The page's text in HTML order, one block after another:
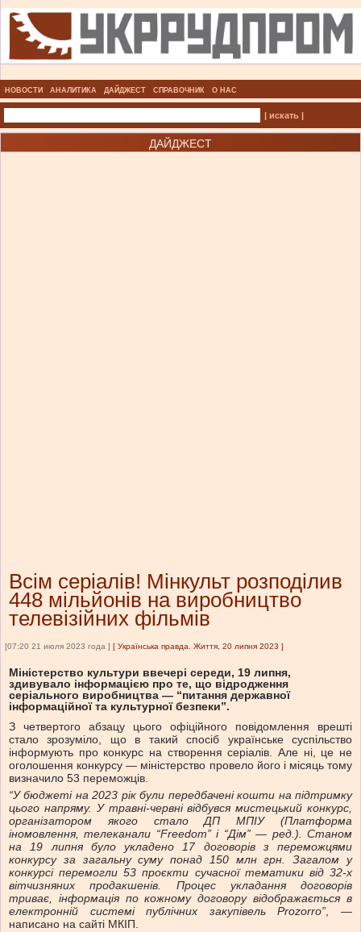
НОВОСТИ АНАЛИТИКА ДАЙДЖЕСТ СПРАВОЧНИК О НАС
| искать |
ДАЙДЖЕСТ
Всім серіалів! Мінкульт розподілив
448 мільйонів на виробництво
телевізійних фільмів
[07:20 21 июля 2023 года ] [ Українська правда. Життя, 20 липня 2023 ]
Міністерство культури ввечері середи, 19 липня,
здивувало інформацією про те, що відродження
серіального виробництва — “питання державної
інформаційної та культурної безпеки”.
З четвертого абзацу цього офіційного повідомлення врешті
стало зрозуміло, що в такий спосіб українське суспільство
інформують про конкурс на створення серіалів. Але ні, це не
оголошення конкурсу — міністерство провело його і місяць тому
визначило 53 переможців.
“У бюджеті на 2023 рік були передбачені кошти на підтримку
цього напряму. У травні-червні відбувся мистецький конкурс,
організатором якого стало ДП МПІУ (Платформа
іномовлення, телеканали “Freedom” і “Дім” — ред.). Станом
на 19 липня було укладено 17 договорів з переможцями
конкурсу за загальну суму понад 150 млн грн. Загалом у
конкурсі перемогли 53 проєкти сучасної тематики від 32-х
вітчизняних продакшенів. Процес укладання договорів
триває, інформація по кожному договору відображається в
електронній системі публічних закупівель Prozorro”, —
написано на сайті МКІП.